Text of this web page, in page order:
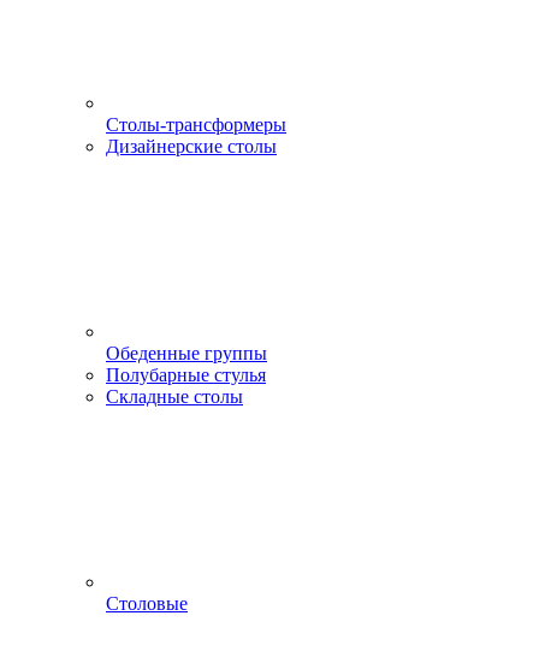
Столы-трансформеры
Дизайнерские столы
Обеденные группы
Полубарные стулья
Складные столы
Столовые